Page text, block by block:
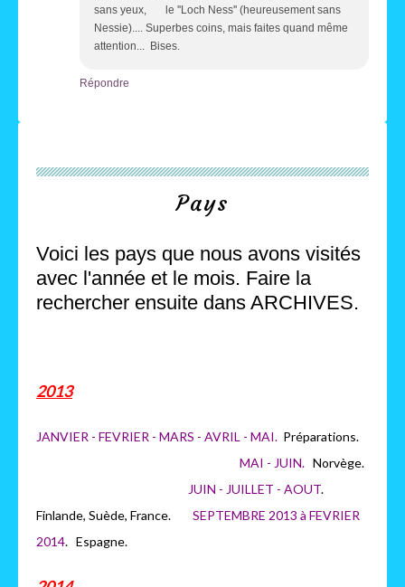
sans yeux, le ''Loch Ness'' (heureusement sans
Nessie).... Superbes coins, mais faites quand même
attention... Bises.
Répondre
Pays
Voici les pays que nous avons visités
avec l'année et le mois. Faire la
rechercher ensuite dans ARCHIVES.
2013
JANVIER - FEVRIER - MARS - AVRIL - MAI. Préparations.
MAI - JUIN. Norvège.
JUIN - JUILLET - AOUT.
Finlande, Suède, France. SEPTEMBRE 2013 à FEVRIER
2014. Espagne.